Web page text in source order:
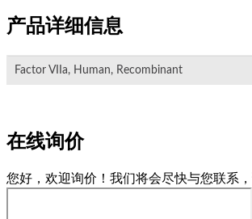
产品详细信息
Factor VIIa, Human, Recombinant
在线询价
您好，欢迎询价！我们将会尽快与您联系，